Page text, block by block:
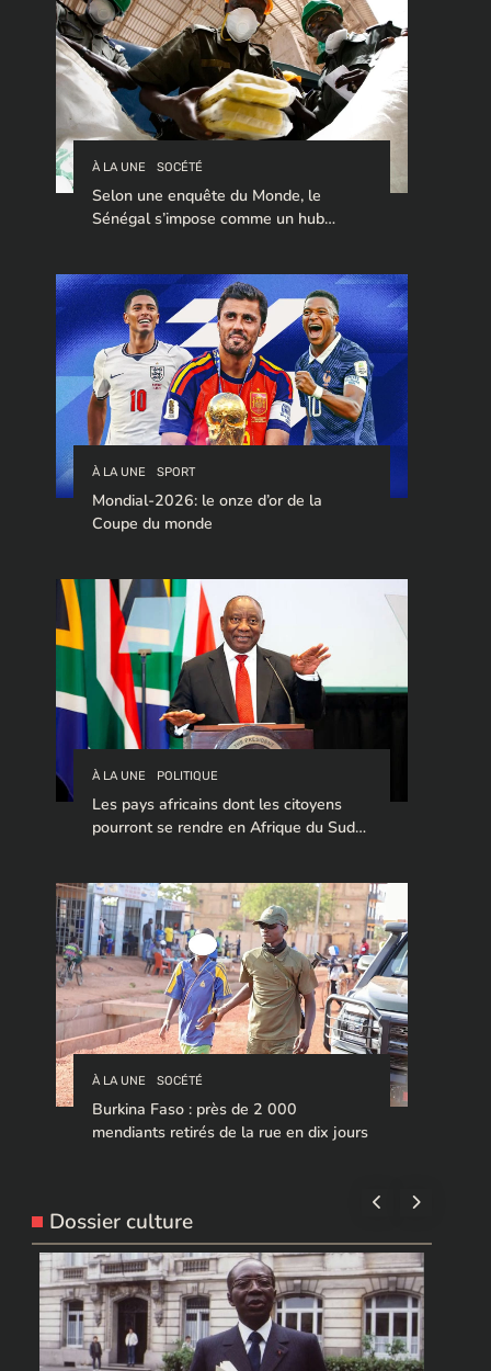
À LA UNE SOCÉTÉ
Selon une enquête du Monde, le
Sénégal s’impose comme un hub
À LA UNE SPORT
Mondial-2026: le onze d’or de la
Coupe du monde
À LA UNE POLITIQUE
Les pays africains dont les citoyens
pourront se rendre en Afrique du Sud
À LA UNE SOCÉTÉ
Burkina Faso : près de 2 000
mendiants retirés de la rue en dix jours
Dossier culture